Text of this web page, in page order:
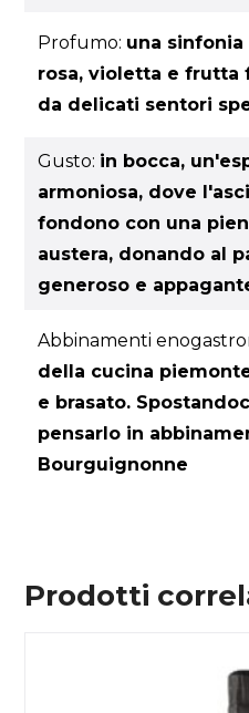
Profumo: una
rosa, violetta e frutta
da delicati sentori
Gusto: in bocca,
armoniosa, dove
fondono con una
austera, donando al
generoso e
Abbinamenti
della cucina
e brasato.
pensarlo in
Bourguignonne
Prodotti